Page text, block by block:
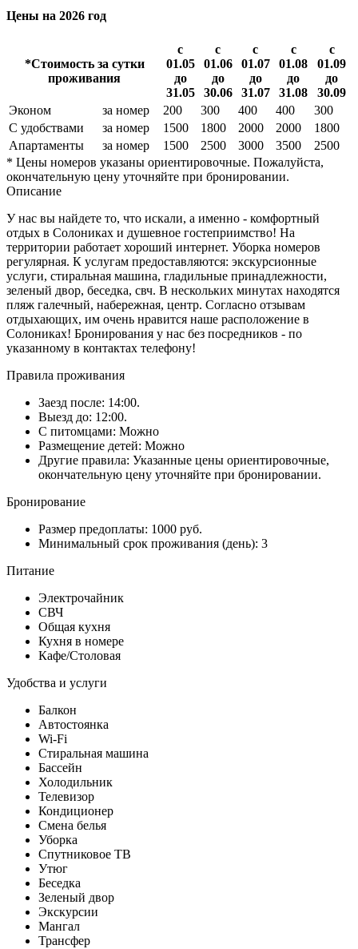
Цены на 2026 год
*Стоимость за сутки
проживания
с
01.05
до
31.05
с
01.06
до
30.06
с
01.07
до
31.07
с
01.08
до
31.08
с
01.09
до
30.09
Эконом
за номер 200 300 400 400
300
С удобствами
за номер 1500 1800 2000 2000
1800
Апартаменты
за номер 1500 2500 3000 3500
2500
* Цены номеров указаны ориентировочные. Пожалуйста,
окончательную цену уточняйте при бронировании.
Описание
У нас вы найдете то, что искали, а именно - комфортный
отдых в Солониках и душевное гостеприимство! На
территории работает хороший интернет. Уборка номеров
регулярная. К услугам предоставляются: экскурсионные
услуги, стиральная машина, гладильные принадлежности,
зеленый двор, беседка, свч. В нескольких минутах находятся
пляж галечный, набережная, центр. Согласно отзывам
отдыхающих, им очень нравится наше расположение в
Солониках! Бронирования у нас без посредников - по
указанному в контактах телефону!
Правила проживания
Заезд после: 14:00.
Выезд до: 12:00.
С питомцами: Можно
Размещение детей: Можно
Другие правила: Указанные цены ориентировочные,
окончательную цену уточняйте при бронировании.
Бронирование
Размер предоплаты: 1000 руб.
Минимальный срок проживания (день): 3
Питание
Электрочайник
СВЧ
Общая кухня
Кухня в номере
Кафе/Столовая
Удобства и услуги
Балкон
Автостоянка
Wi-Fi
Стиральная машина
Бассейн
Холодильник
Телевизор
Кондиционер
Смена белья
Уборка
Спутниковое ТВ
Утюг
Беседка
Зеленый двор
Экскурсии
Мангал
Трансфер